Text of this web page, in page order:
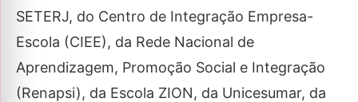
SETERJ, do Centro de Integração Empresa-
Escola (CIEE), da Rede Nacional de
Aprendizagem, Promoção Social e Integração
(Renapsi), da Escola ZION, da Unicesumar, da